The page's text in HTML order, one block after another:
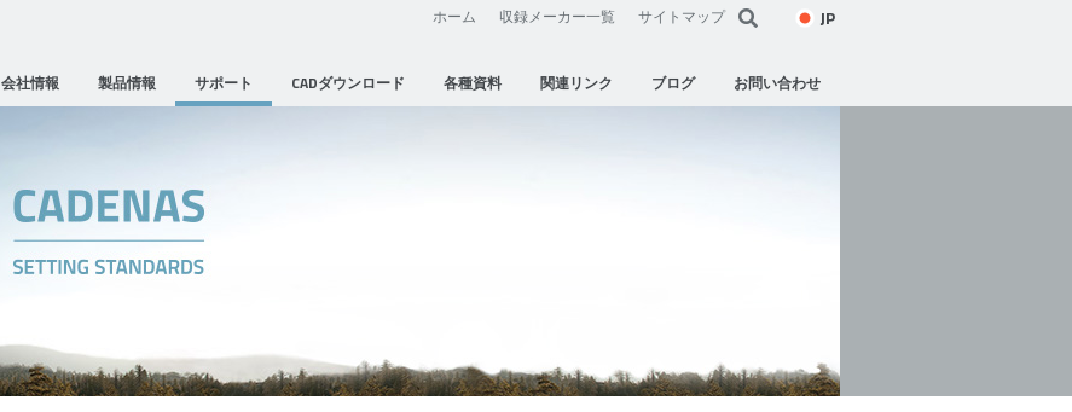
ホーム 収録メーカー一覧 サイトマップ JP
会社情報 製品情報 サポート CADダウンロード 各種資料 関連リンク ブログ お問い合わせ